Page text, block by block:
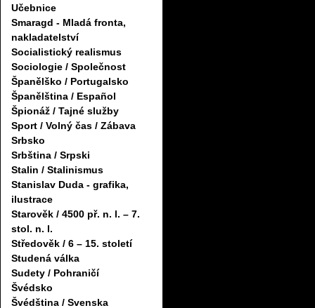
Učebnice
Smaragd - Mladá fronta,
nakladatelství
Socialistický realismus
Sociologie / Společnost
Španělško / Portugalsko
Španělština / Español
Špionáž / Tajné služby
Sport / Volný čas / Zábava
Srbsko
Srbština / Srpski
Stalin / Stalinismus
Stanislav Duda - grafika,
ilustrace
Starověk / 4500 př. n. l. – 7.
stol. n. l.
Středověk / 6 – 15. století
Studená válka
Sudety / Pohraničí
Švédsko
Švédština / Svenska